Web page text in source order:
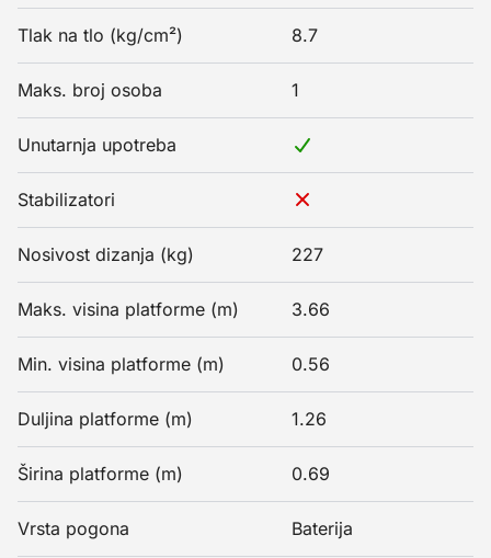
Tlak na tlo (kg/cm²) 8.7
Maks. broj osoba 1
Unutarnja upotreba
Stabilizatori
Nosivost dizanja (kg) 227
Maks. visina platforme (m) 3.66
Min. visina platforme (m) 0.56
Duljina platforme (m) 1.26
Širina platforme (m) 0.69
Vrsta pogona Baterija